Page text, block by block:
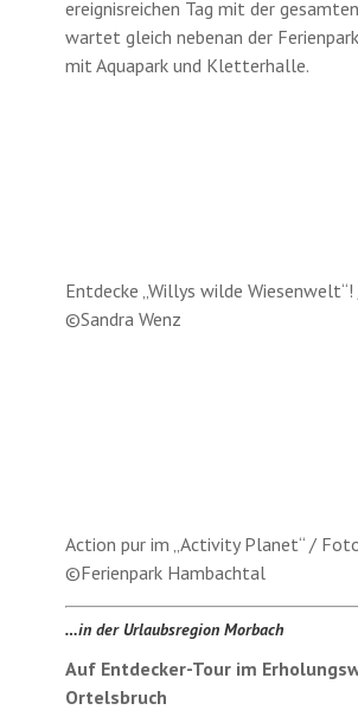
ereignisreichen Tag mit der
wartet gleich nebenan der
mit Aquapark und Kletterhalle.
Entdecke „Willys wilde
©Sandra Wenz
Action pur im „Activity Planet“ /
©Ferienpark Hambachtal
…in der Urlaubsregion Morbach
Auf Entdecker-Tour im
Ortelsbruch